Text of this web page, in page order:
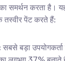
समर्थन करता है।
तस्वीर पेंट करते हैं:
सबसे बड़ा